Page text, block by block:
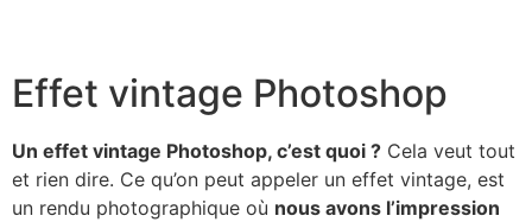
Effet vintage Photoshop
Un effet vintage Photoshop, c’est quoi ? Cela veut tout
et rien dire. Ce qu’on peut appeler un effet vintage, est
un rendu photographique où nous avons l’impression